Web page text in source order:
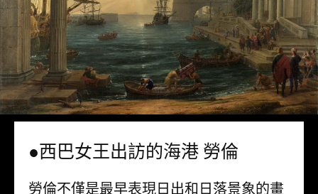
●西巴女王出訪的海港 勞倫
勞倫不僅是最早表現日出和日落景象的畫